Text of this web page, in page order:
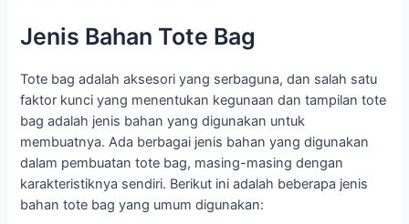
Jenis Bahan Tote Bag
Tote bag adalah aksesori yang serbaguna, dan salah satu
faktor kunci yang menentukan kegunaan dan tampilan tote
bag adalah jenis bahan yang digunakan untuk
membuatnya. Ada berbagai jenis bahan yang digunakan
dalam pembuatan tote bag, masing-masing dengan
karakteristiknya sendiri. Berikut ini adalah beberapa jenis
bahan tote bag yang umum digunakan: